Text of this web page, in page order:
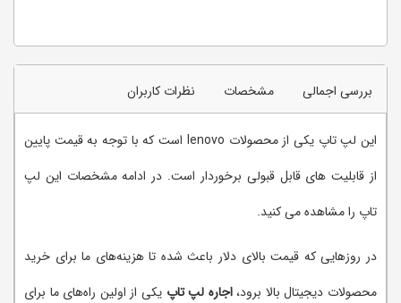
بررسی اجمالی مشخصات نظرات کاربران
این لپ تاپ یکی از محصولات lenovo است که با توجه به قیمت پایین
از قابلیت های قابل قبولی برخوردار است. در ادامه مشخصات این لپ
تاپ را مشاهده می کنید.
در روزهایی که قیمت بالای دلار باعث شده تا هزینه‌های ما برای خرید
محصولات دیجیتال بالا برود،اجاره لپ تاپیکی از اولین راه‌های ما برای